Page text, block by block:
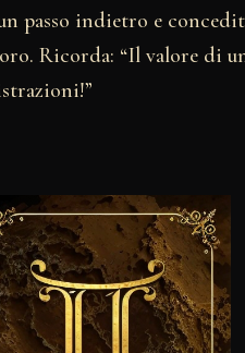
passo indietro e
Ricorda: “Il valore di